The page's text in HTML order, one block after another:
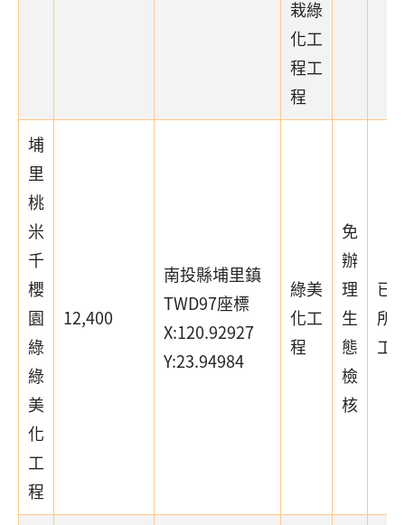
栽綠
化工
程工
程
埔
里
桃
米
千
櫻
園
綠
綠
美
化
工
程
12,400
南投縣埔里鎮
TWD97座標
X:120.92927
Y:23.94984
綠美
化工
程
免
辦
理
生
態
檢
核
已
所
工